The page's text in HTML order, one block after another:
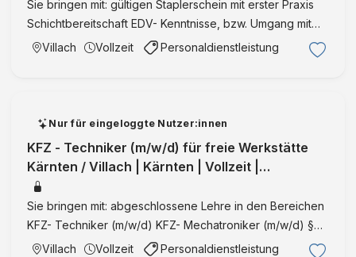
Sie bringen mit: gültigen Staplerschein mit erster Praxis
Schichtbereitschaft EDV- Kenntnisse, bzw. Umgang mit
Handscannern erste Lagererfahrung eigener PKW zur
Villach Vollzeit Personaldienstleistung
Nur für eingeloggte Nutzer:innen
KFZ - Techniker (m/w/d) für freie Werkstätte
Kärnten / Villach | Kärnten | Vollzeit |
IntegrationID:36102
Sie bringen mit: abgeschlossene Lehre in den Bereichen
KFZ- Techniker (m/w/d) KFZ- Mechatroniker (m/w/d) §
57a Berechtigung von Vorteil selbstständige und genaue
Villach Vollzeit Personaldienstleistung